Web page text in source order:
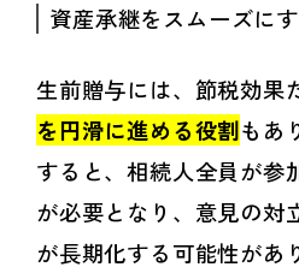
資産承継をスムーズに
生前贈与には、節税効果
を円滑に進める役割もあ
すると、相続人全員が参
が必要となり、意見の対
が長期化する可能性があ